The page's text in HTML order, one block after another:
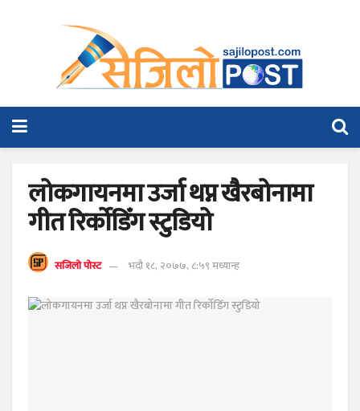
लोकगायनमा उर्जा थप्न खैरबोनामा
गीत रिर्कोडिँग स्टुडियो
सजिलो पोस्ट भदौ १८, २०७७, ८:५९ मध्यान्ह